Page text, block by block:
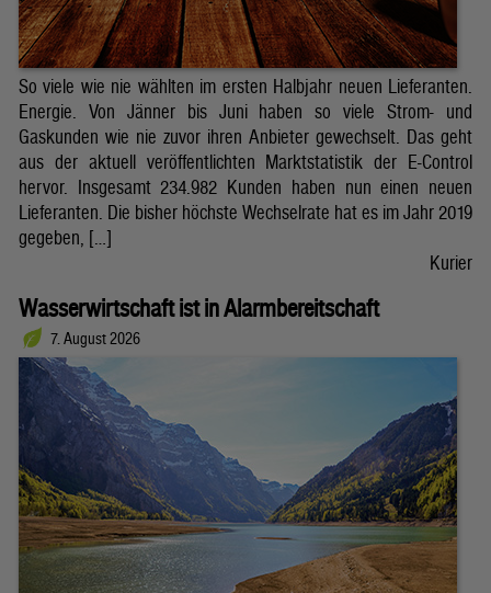
So viele wie nie wählten im ersten Halbjahr neuen Lieferanten.
Energie. Von Jänner bis Juni haben so viele Strom- und
Gaskunden wie nie zuvor ihren Anbieter gewechselt. Das geht
aus der aktuell veröffentlichten Marktstatistik der E-Control
hervor. Insgesamt 234.982 Kunden haben nun einen neuen
Lieferanten. Die bisher höchste Wechselrate hat es im Jahr 2019
gegeben, […]
Kurier
Wasserwirtschaft ist in Alarmbereitschaft
7. August 2026